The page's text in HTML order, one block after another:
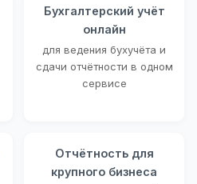
Бухгалтерский учёт
онлайн
для ведения бухучёта и
сдачи отчётности в одном
сервисе
Отчётность для
крупного бизнеса